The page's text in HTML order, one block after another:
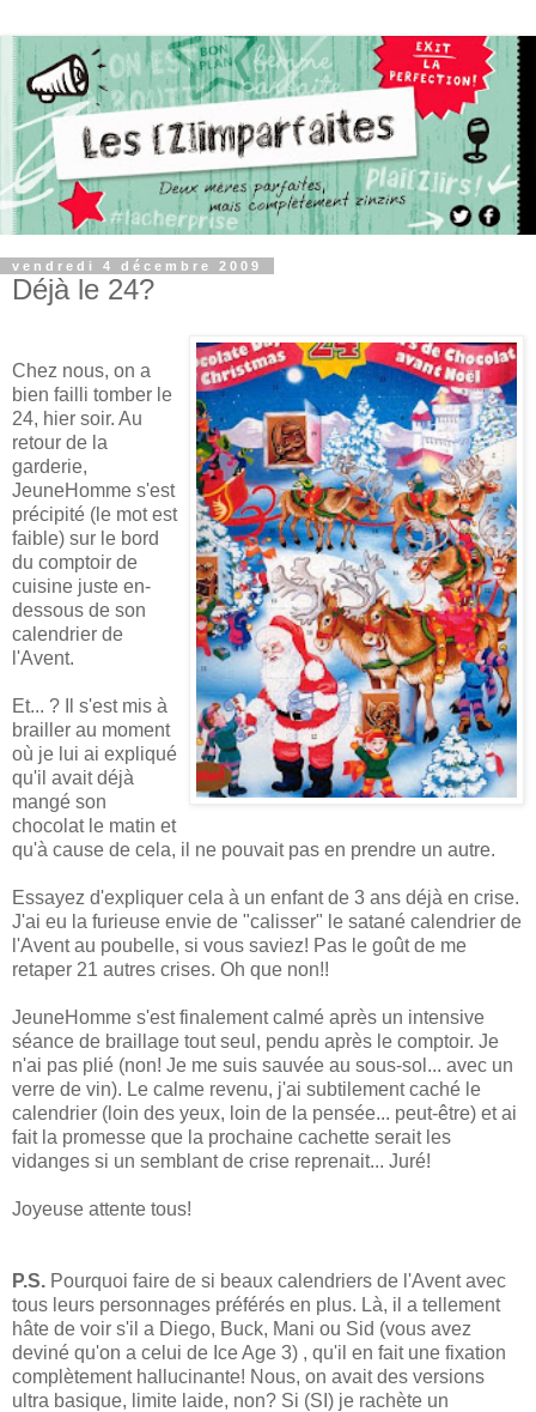
vendredi 4 décembre 2009
Déjà le 24?
Chez nous, on a
bien failli tomber le
24, hier soir. Au
retour de la
garderie,
JeuneHomme s'est
précipité (le mot est
faible) sur le bord
du comptoir de
cuisine juste en-
dessous de son
calendrier de
l'Avent.
Et... ? Il s'est mis à
brailler au moment
où je lui ai expliqué
qu'il avait déjà
mangé son
chocolat le matin et
qu'à cause de cela, il ne pouvait pas en prendre un autre.
Essayez d'expliquer cela à un enfant de 3 ans déjà en crise.
J'ai eu la furieuse envie de "calisser" le satané calendrier de
l'Avent au poubelle, si vous saviez! Pas le goût de me
retaper 21 autres crises. Oh que non!!
JeuneHomme s'est finalement calmé après un intensive
séance de braillage tout seul, pendu après le comptoir. Je
n'ai pas plié (non! Je me suis sauvée au sous-sol... avec un
verre de vin). Le calme revenu, j'ai subtilement caché le
calendrier (loin des yeux, loin de la pensée... peut-être) et ai
fait la promesse que la prochaine cachette serait les
vidanges si un semblant de crise reprenait... Juré!
Joyeuse attente tous!
P.S. Pourquoi faire de si beaux calendriers de l'Avent avec
tous leurs personnages préférés en plus. Là, il a tellement
hâte de voir s'il a Diego, Buck, Mani ou Sid (vous avez
deviné qu'on a celui de Ice Age 3) , qu'il en fait une fixation
complètement hallucinante! Nous, on avait des versions
ultra basique, limite laide, non? Si (SI) je rachète un